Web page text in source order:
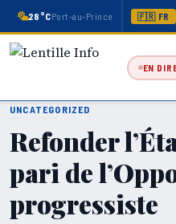
28°CPort-au-Prince 🇫🇷 FR
EN
UNCATEGORIZED
Refonder
pari de
progressiste